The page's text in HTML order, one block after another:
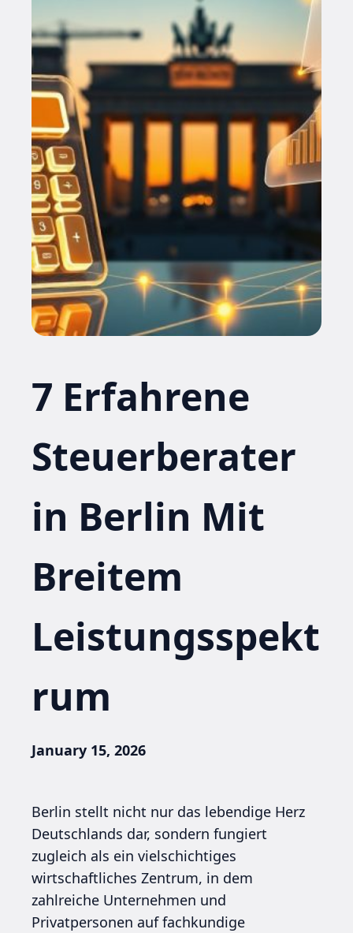
7 Erfahrene
Steuerberater
in Berlin Mit
Breitem
Leistungsspekt
rum
January 15, 2026
Berlin stellt nicht nur das lebendige Herz
Deutschlands dar, sondern fungiert
zugleich als ein vielschichtiges
wirtschaftliches Zentrum, in dem
zahlreiche Unternehmen und
Privatpersonen auf fachkundige